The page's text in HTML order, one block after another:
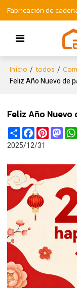
Fabricación de
Inicio / todos /
Feliz Año Nuevo de
Feliz Año Nuevo
ShareFacebook
Pinterest
2025/12/31